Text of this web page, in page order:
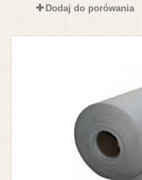
Dodaj do porówania